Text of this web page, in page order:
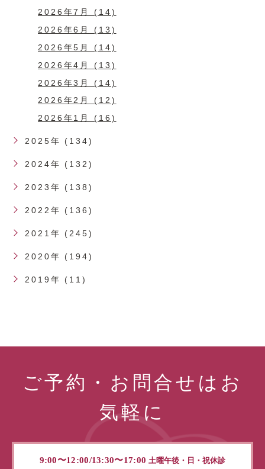
2026年7月 (14)
2026年6月 (13)
2026年5月 (14)
2026年4月 (13)
2026年3月 (14)
2026年2月 (12)
2026年1月 (16)
2025年 (134)
2024年 (132)
2023年 (138)
2022年 (136)
2021年 (245)
2020年 (194)
2019年 (11)
ご予約・お問合せはお
気軽に
9:00〜12:00/13:30〜17:00 土曜午後・日・祝休診